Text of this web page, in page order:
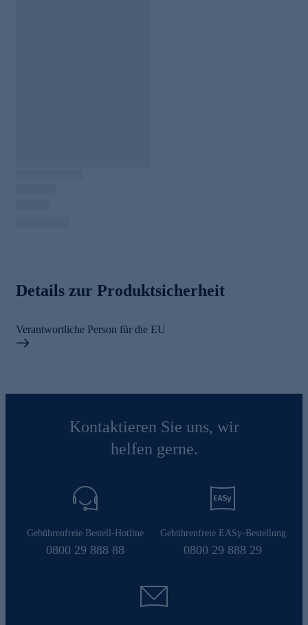
Details zur Produktsicherheit
Verantwortliche Person für die EU
Kontaktieren Sie uns, wir
helfen gerne.
Gebührenfreie Bestell-Hotline
0800 29 888 88
Gebührenfreie EASy-Bestellung
0800 29 888 29